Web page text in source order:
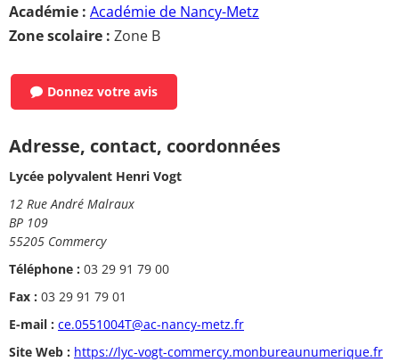
Académie : Académie de Nancy-Metz
Zone scolaire : Zone B
Donnez votre avis
Adresse, contact, coordonnées
Lycée polyvalent Henri Vogt
12 Rue André Malraux
BP 109
55205 Commercy
Téléphone : 03 29 91 79 00
Fax : 03 29 91 79 01
E-mail : ce.0551004T@ac-nancy-metz.fr
Site Web : https://lyc-vogt-commercy.monbureaunumerique.fr